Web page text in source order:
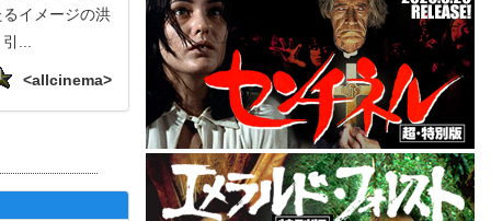
イメージの洪
<allcinema>